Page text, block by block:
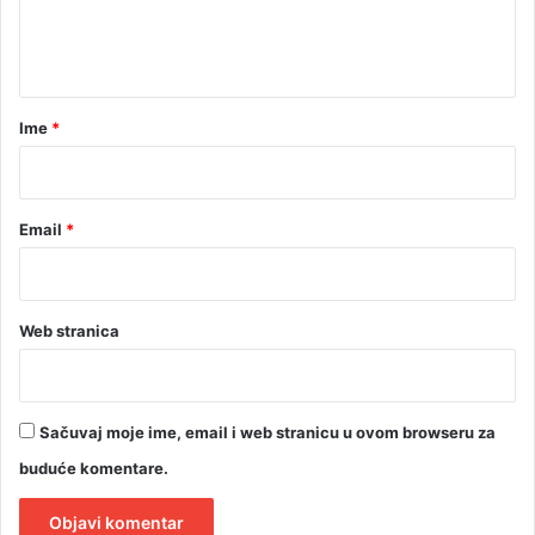
rIme *
Email *
Web stranica
Sačuvaj moje ime, email i web stranicu u ovom browseru za
buduće komentare.